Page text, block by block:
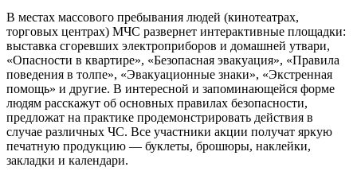
В местах массового пребывания людей (кинотеатрах,
торговых центрах) МЧС развернет интерактивные площадки:
выставка сгоревших электроприборов и домашней утвари,
«Опасности в квартире», «Безопасная эвакуация», «Правила
поведения в толпе», «Эвакуационные знаки», «Экстренная
помощь» и другие. В интересной и запоминающейся форме
людям расскажут об основных правилах безопасности,
предложат на практике продемонстрировать действия в
случае различных ЧС. Все участники акции получат яркую
печатную продукцию — буклеты, брошюры, наклейки,
закладки и календари.